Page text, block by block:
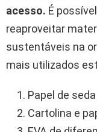
acesso. É
reaproveitar
sustentáveis na
mais utilizados
Papel de
Cartolina e